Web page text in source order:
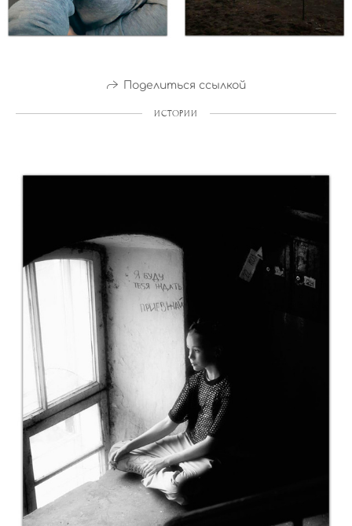
Поделиться ссылкой
ИСТОРИИ